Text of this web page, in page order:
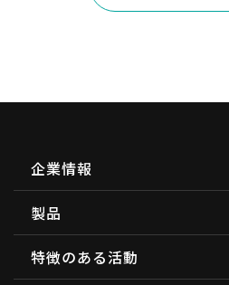
企業情報
製品
特徴のある活動